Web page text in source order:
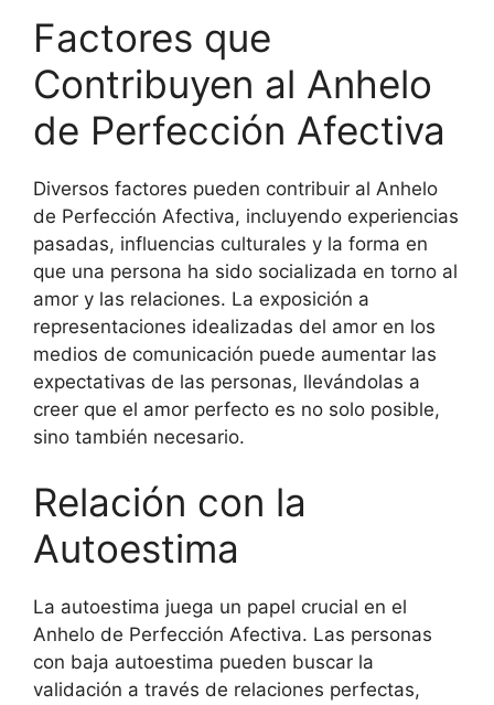
Factores que
Contribuyen al Anhelo
de Perfección Afectiva
Diversos factores pueden contribuir al Anhelo
de Perfección Afectiva, incluyendo experiencias
pasadas, influencias culturales y la forma en
que una persona ha sido socializada en torno al
amor y las relaciones. La exposición a
representaciones idealizadas del amor en los
medios de comunicación puede aumentar las
expectativas de las personas, llevándolas a
creer que el amor perfecto es no solo posible,
sino también necesario.
Relación con la
Autoestima
La autoestima juega un papel crucial en el
Anhelo de Perfección Afectiva. Las personas
con baja autoestima pueden buscar la
validación a través de relaciones perfectas,